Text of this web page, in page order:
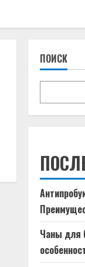
ПОИСК
Чаны для